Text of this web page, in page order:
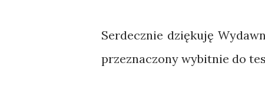
Serdecznie dziękuję
przeznaczony wybitnie do